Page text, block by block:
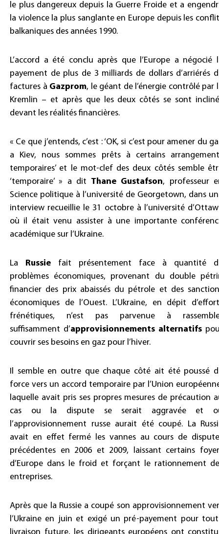
le plus dangereux depuis la Guerre Froide et a
la violence la plus sanglante en Europe depuis les
balkaniques des années 1990.
L’accord a été conclu après que l’Europe a négocié
payement de plus de 3 milliards de dollars d’arriérés
factures à Gazprom, le géant de l’énergie contrôlé par
Kremlin – et après que les deux côtés se sont
devant les réalités financières.
« Ce que j’entends, c’est : ‘OK, si c’est pour amener du
a Kiev, nous sommes prêts à certains
temporaires’ et le mot-clef des deux côtés semble
‘temporaire’ » a dit Thane Gustafson, professeur
Science politique à l’université de Georgetown, dans
interview recueillie le 31 octobre à l’université
où il était venu assister à une importante
académique sur l’Ukraine.
La Russie fait présentement face à quantité
problèmes économiques, provenant du double
financier des prix abaissés du pétrole et des
économiques de l’Ouest. L’Ukraine, en dépit
frénétiques, n’est pas parvenue à
suffisamment d’approvisionnements alternatifs
couvrir ses besoins en gaz pour l’hiver.
Il semble en outre que chaque côté ait été poussé
force vers un accord temporaire par l’Union
laquelle avait pris ses propres mesures de précaution
cas ou la dispute se serait aggravée et
l’approvisionnement russe aurait été coupé. La
avait en effet fermé les vannes au cours de
précédentes en 2006 et 2009, laissant certains
d’Europe dans le froid et forçant le rationnement
entreprises.
Après que la Russie a coupé son approvisionnement
l’Ukraine en juin et exigé un pré-payement pour